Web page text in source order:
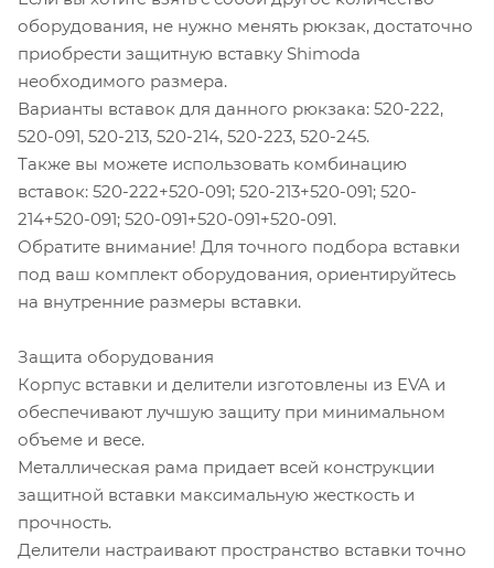
оборудования, не нужно менять рюкзак, достаточно
приобрести защитную вставку Shimoda
необходимого размера.
Варианты вставок для данного рюкзака: 520-222,
520-091, 520-213, 520-214, 520-223, 520-245.
Также вы можете использовать комбинацию
вставок: 520-222+520-091; 520-213+520-091; 520-
214+520-091; 520-091+520-091+520-091.
Обратите внимание! Для точного подбора вставки
под ваш комплект оборудования, ориентируйтесь
на внутренние размеры вставки.
Защита оборудования
Корпус вставки и делители изготовлены из EVA и
обеспечивают лучшую защиту при минимальном
объеме и весе.
Металлическая рама придает всей конструкции
защитной вставки максимальную жесткость и
прочность.
Делители настраивают пространство вставки точно